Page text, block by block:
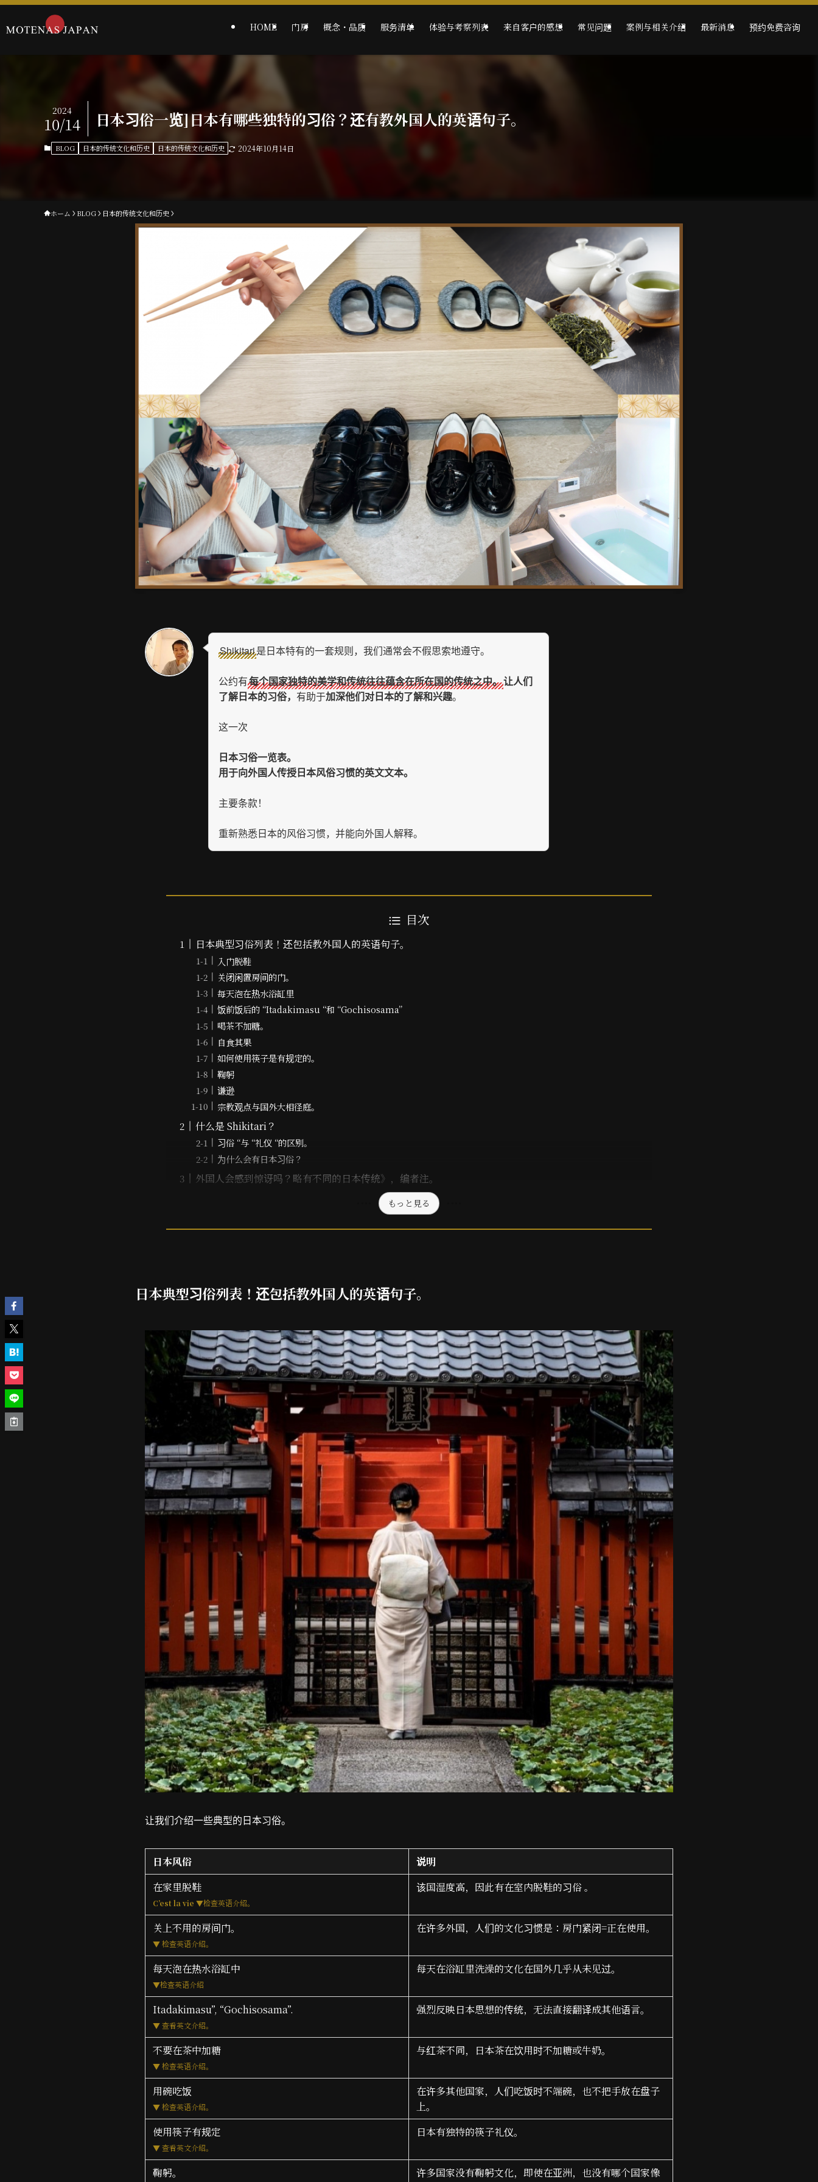
HOME 门房 概念・品质 服务清单 体验与考察列表 来自客户的感想 常见问题 案例与相关介绍 最新消息 预约免费咨询
日本习俗一览]日本有哪些独特的习俗？还有教外国人的英语句子。
2024
10/14
BLOG 日本的传统文化和历史 日本的传统文化和历史 2024年10月14日
ホーム BLOG 日本的传统文化和历史
Shikitari是日本特有的一套规则，我们通常会不假思索地遵守。
公约有每个国家独特的美学和传统往往蕴含在所在国的传统之中。让人们
了解日本的习俗， 有助于加深他们对日本的了解和兴趣。
这一次
日本习俗一览表。
用于向外国人传授日本风俗习惯的英文文本。
主要条款！
重新熟悉日本的风俗习惯，并能向外国人解释。
目次
日本典型习俗列表！还包括教外国人的英语句子。
入门脱鞋
关闭闲置房间的门。
每天泡在热水浴缸里
饭前饭后的 “Itadakimasu “和 “Gochisosama”
喝茶不加糖。
自食其果
如何使用筷子是有规定的。
鞠躬
谦逊
宗教观点与国外大相径庭。
什么是 Shikitari？
习俗 “与 “礼仪 “的区别。
为什么会有日本习俗？
外国人会感到惊讶吗？略有不同的日本传统》，编者注。
もっと見る
日本典型习俗列表！还包括教外国人的英语句子。
让我们介绍一些典型的日本习俗。
日本风俗
说明
在家里脱鞋
C’est la vie ▼检查英语介绍。
该国湿度高，因此有在室内脱鞋的习俗。
关上不用的房间门。
▼ 检查英语介绍。
在许多外国，人们的文化习惯是：房门紧闭=正在使用。
每天泡在热水浴缸中
▼检查英语介绍
每天在浴缸里洗澡的文化在国外几乎从未见过。
Itadakimasu”, “Gochisosama”.
▼ 查看英文介绍。
强烈反映日本思想的传统，无法直接翻译成其他语言。
不要在茶中加糖
▼ 检查英语介绍。
与红茶不同，日本茶在饮用时不加糖或牛奶。
用碗吃饭
▼ 检查英语介绍。
在许多其他国家，人们吃饭时不端碗，也不把手放在盘子
上。
使用筷子有规定
▼ 查看英文介绍。
日本有独特的筷子礼仪。
鞠躬。
许多国家没有鞠躬文化，即使在亚洲，也没有哪个国家像